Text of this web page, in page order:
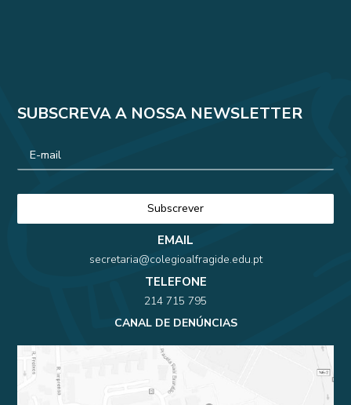
SUBSCREVA A NOSSA NEWSLETTER
EMAIL
secretaria@colegioalfragide.edu.pt
TELEFONE
214 715 795
CANAL DE DENÚNCIAS